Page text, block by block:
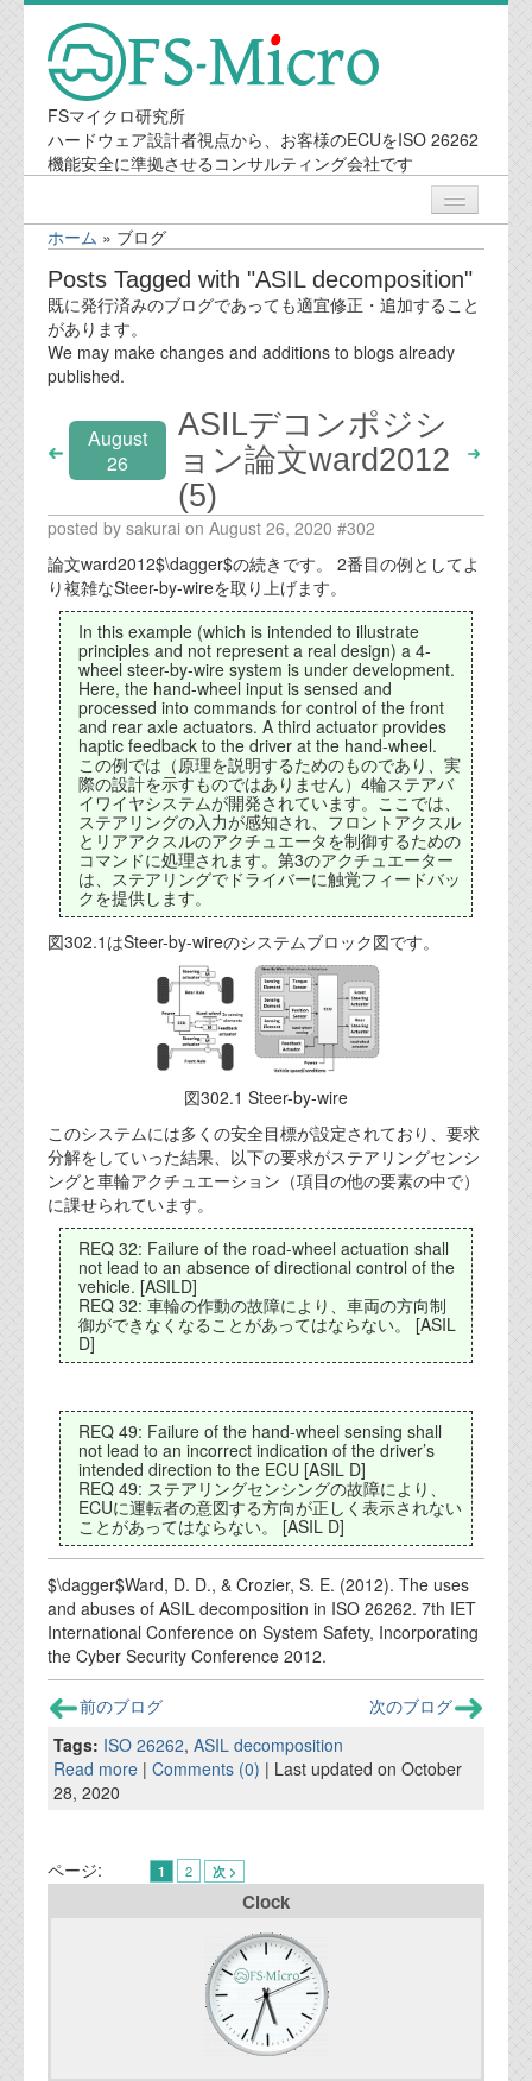
FSマイクロ研究所
ハードウェア設計者視点から、お客様のECUをISO 26262
機能安全に準拠させるコンサルティング会社です
ニュース
業務内容
会社案内
オフィス
実績
ブログ
機能安全ブログ
設計ブログ
テクノロジ
ブログテーマ
ご希望の方は、お問い合わせページから
資料閲覧パスワードをお問い合わせ頂き
ログインをお願い致します。アカウント
機能安全用語集
設計用語集
オンラインショップ
お問い合わせ
お問い合わせフォーム
ホーム » ブログ
Posts Tagged with "ASIL decomposition"
既に発行済みのブログであっても適宜修正・追加すること
があります。
We may make changes and additions to blogs already
published.
August
26
ASILデコンポジシ
ョン論文ward2012
(5)
posted by sakurai on August 26, 2020 #302
論文ward2012$\dagger$の続きです。 2番目の例としてよ
り複雑なSteer-by-wireを取り上げます。
In this example (which is intended to illustrate
principles and not represent a real design) a 4-
wheel steer-by-wire system is under development.
Here, the hand-wheel input is sensed and
processed into commands for control of the front
and rear axle actuators. A third actuator provides
haptic feedback to the driver at the hand-wheel.
この例では（原理を説明するためのものであり、実
際の設計を示すものではありません）4輪ステアバ
イワイヤシステムが開発されています。ここでは、
ステアリングの入力が感知され、フロントアクスル
とリアアクスルのアクチュエータを制御するための
コマンドに処理されます。第3のアクチュエーター
は、ステアリングでドライバーに触覚フィードバッ
クを提供します。
図302.1はSteer-by-wireのシステムブロック図です。
図302.1 Steer-by-wire
このシステムには多くの安全目標が設定されており、要求
分解をしていった結果、以下の要求がステアリングセンシ
ングと車輪アクチュエーション（項目の他の要素の中で）
に課せられています。
REQ 32: Failure of the road-wheel actuation shall
not lead to an absence of directional control of the
vehicle. [ASILD]
REQ 32: 車輪の作動の故障により、車両の方向制
御ができなくなることがあってはならない。 [ASIL
D]
REQ 49: Failure of the hand-wheel sensing shall
not lead to an incorrect indication of the driver’s
intended direction to the ECU [ASIL D]
REQ 49: ステアリングセンシングの故障により、
ECUに運転者の意図する方向が正しく表示されない
ことがあってはならない。 [ASIL D]
$\dagger$Ward, D. D., & Crozier, S. E. (2012). The uses
and abuses of ASIL decomposition in ISO 26262. 7th IET
International Conference on System Safety, Incorporating
the Cyber Security Conference 2012.
前のブログ
次のブログ
Tags: ISO 26262, ASIL decomposition
Read more | Comments (0) | Last updated on October
28, 2020
ページ: 1 2 次 >
Clock